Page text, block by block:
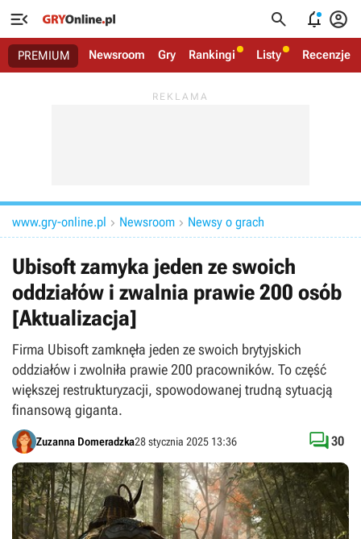
   
PREMIUM Newsroom Gry Rankingi Listy Recenzje
www.gry-online.pl  Newsroom  Newsy o grach
Ubisoft zamyka jeden ze swoich
oddziałów i zwalnia prawie 200 osób
[Aktualizacja]
Firma Ubisoft zamknęła jeden ze swoich brytyjskich
oddziałów i zwolniła prawie 200 pracowników. To część
większej restrukturyzacji, spowodowanej trudną sytuacją
finansową giganta.
Zuzanna Domeradzka28 stycznia 2025 13:36 30